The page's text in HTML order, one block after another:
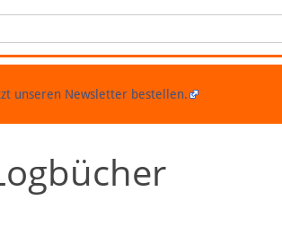
unseren Newsletter bestellen.